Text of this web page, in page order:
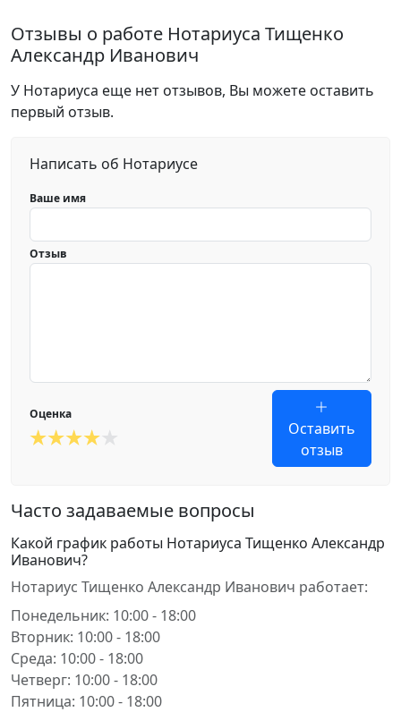
Отзывы о работе Нотариуса Тищенко
Александр Иванович
У Нотариуса еще нет отзывов, Вы можете оставить
первый отзыв.
Написать об Нотариусе
Ваше имя
Отзыв
Оценка
Оставить
отзыв
Часто задаваемые вопросы
Какой график работы Нотариуса Тищенко Александр
Иванович?
Нотариус Тищенко Александр Иванович работает:
Понедельник: 10:00 - 18:00
Вторник: 10:00 - 18:00
Среда: 10:00 - 18:00
Четверг: 10:00 - 18:00
Пятница: 10:00 - 18:00